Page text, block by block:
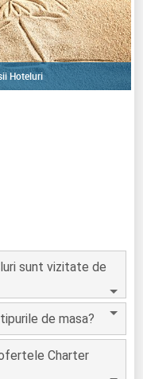
Hoteluri
sunt vizitate de
de masa?
Charter